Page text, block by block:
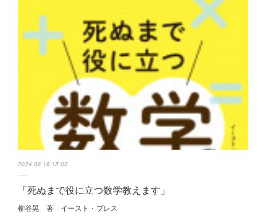
2024.08.18 15:00
「死ぬまで役に立つ数学教えます」
柳谷晃 著 イースト・プレス